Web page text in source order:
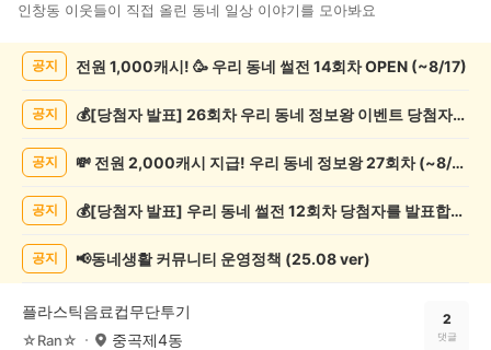
인창동 이웃들이 직접 올린 동네 일상 이야기를 모아봐요
록
공지 전원 1,000캐시! 🥳 우리 동네 썰전 14회차 OPEN (~8/17)
공지 💰[당첨자 발표] 26회차 우리 동네 정보왕 이벤트 당첨자를 발표합니다!
공지 💸 전원 2,000캐시 지급! 우리 동네 정보왕 27회차 (~8/10)
공지 💰[당첨자 발표] 우리 동네 썰전 12회차 당첨자를 발표합니다!
공지 📢동네생활 커뮤니티 운영정책 (25.08 ver)
플라스틱음료컵무단투기
☆Ran☆ 중곡제4동
2
댓글